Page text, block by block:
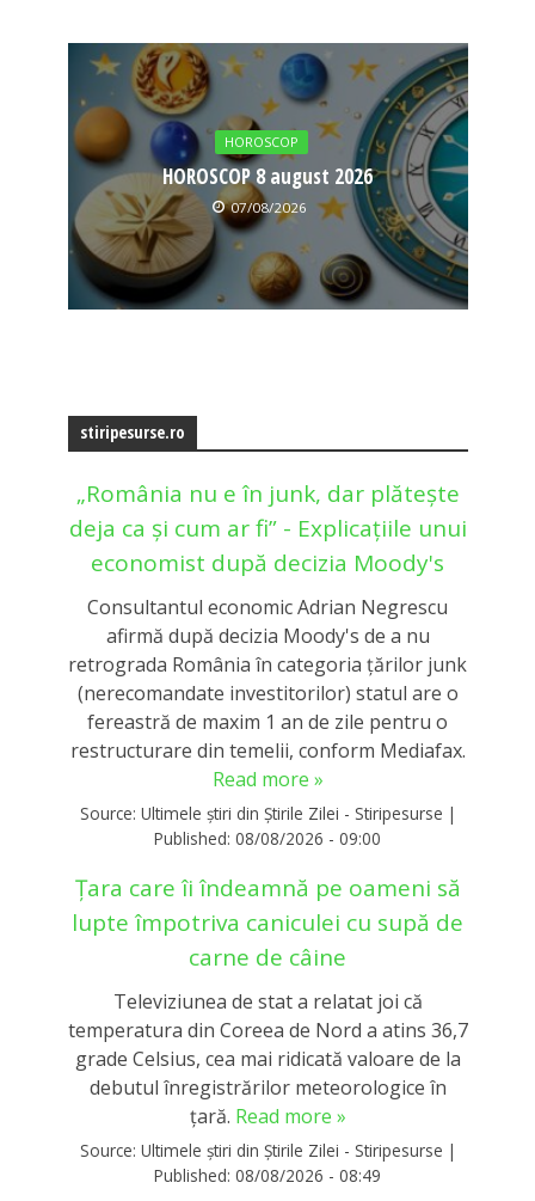
HOROSCOP
HOROSCOP 8 august 2026
07/08/2026
stiripesurse.ro
„România nu e în junk, dar plătește
deja ca și cum ar fi” - Explicațiile unui
economist după decizia Moody's
Consultantul economic Adrian Negrescu
afirmă după decizia Moody's de a nu
retrograda România în categoria țărilor junk
(nerecomandate investitorilor) statul are o
fereastră de maxim 1 an de zile pentru o
restructurare din temelii, conform Mediafax.
Read more »
Source: Ultimele știri din Știrile Zilei - Stiripesurse |
Published: 08/08/2026 - 09:00
Țara care îi îndeamnă pe oameni să
lupte împotriva caniculei cu supă de
carne de câine
Televiziunea de stat a relatat joi că
temperatura din Coreea de Nord a atins 36,7
grade Celsius, cea mai ridicată valoare de la
debutul înregistrărilor meteorologice în
ţară. Read more »
Source: Ultimele știri din Știrile Zilei - Stiripesurse |
Published: 08/08/2026 - 08:49